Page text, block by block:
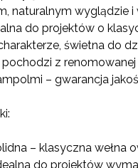
naturalnym wyglądzie i
do projektów o
świetna do
z renomowanej
– gwarancja
– klasyczna wełna
do projektów